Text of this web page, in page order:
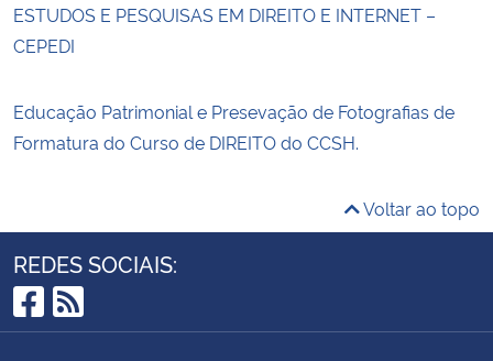
ESTUDOS E PESQUISAS EM DIREITO E INTERNET –
CEPEDI
Educação Patrimonial e Presevação de Fotografias de
Formatura do Curso de DIREITO do CCSH.
Voltar ao topo
REDES SOCIAIS:
Facebook
RSS